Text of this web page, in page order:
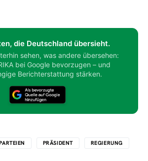
die Deutschland übersieht.
sehen, was andere übersehen:
bei Google bevorzugen – und
Berichterstattung stärken.
PRÄSIDENT REGIERUNG